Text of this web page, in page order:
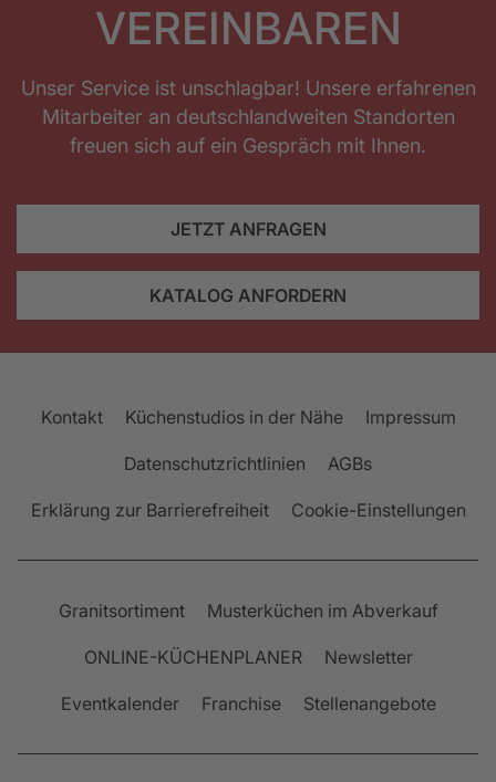
VEREINBAREN
Unser Service ist unschlagbar! Unsere erfahrenen
Mitarbeiter an deutschlandweiten Standorten
freuen sich auf ein Gespräch mit Ihnen.
JETZT ANFRAGEN
KATALOG ANFORDERN
Kontakt Küchenstudios in der Nähe Impressum
Datenschutzrichtlinien AGBs
Erklärung zur Barrierefreiheit Cookie-Einstellungen
Granitsortiment Musterküchen im Abverkauf
ONLINE-KÜCHENPLANER Newsletter
Eventkalender Franchise Stellenangebote